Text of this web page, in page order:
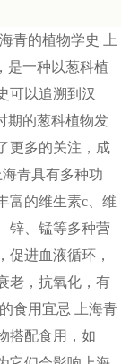
青的植物学史 上
是一种以葱科植
可以追溯到汉
期的葱科植物发
更多的关注，成
青具有多种功
富的维生素c、维
锌、锰等多种营
促进血液循环，
老，抗氧化，有
食用宜忌 上海青
搭配食用，如